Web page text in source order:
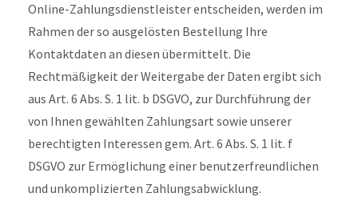
Online-Zahlungsdienstleister entscheiden, werden im
Rahmen der so ausgelösten Bestellung Ihre
Kontaktdaten an diesen übermittelt. Die
Rechtmäßigkeit der Weitergabe der Daten ergibt sich
aus Art. 6 Abs. S. 1 lit. b DSGVO, zur Durchführung der
von Ihnen gewählten Zahlungsart sowie unserer
berechtigten Interessen gem. Art. 6 Abs. S. 1 lit. f
DSGVO zur Ermöglichung einer benutzerfreundlichen
und unkomplizierten Zahlungsabwicklung.